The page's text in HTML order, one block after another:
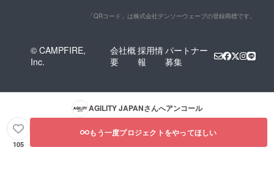
「QRコード」は株式会社デンソーウェーブの登録商標です。
© CAMPFIRE,
Inc.
会社概
要
採用情
報
パートナー
募集
AGILITY JAPANさんへアンコール
105
もう一度プロジェクトをやってほしい